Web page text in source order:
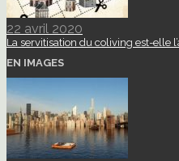
22 avril 2020
La servitisation du coliving est-elle
EN IMAGES